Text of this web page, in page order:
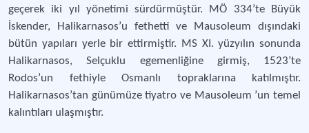
geçerek iki yıl yönetimi sürdürmüştür. MÖ 334’te Büyük
İskender, Halikarnasos’u fethetti ve Mausoleum dışındaki
bütün yapıları yerle bir ettirmiştir. MS XI. yüzyılın sonunda
Halikarnasos, Selçuklu egemenliğine girmiş, 1523’te
Rodos’un fethiyle Osmanlı topraklarına katılmıştır.
Halikarnasos’tan günümüze tiyatro ve Mausoleum ’un temel
kalıntıları ulaşmıştır.